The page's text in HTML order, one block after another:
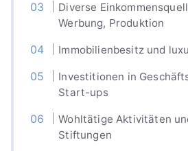
Diverse
Werbung, Produktion
Immobilienbesitz und
Investitionen in
Start-ups
Wohltätige Aktivitäten
Stiftungen